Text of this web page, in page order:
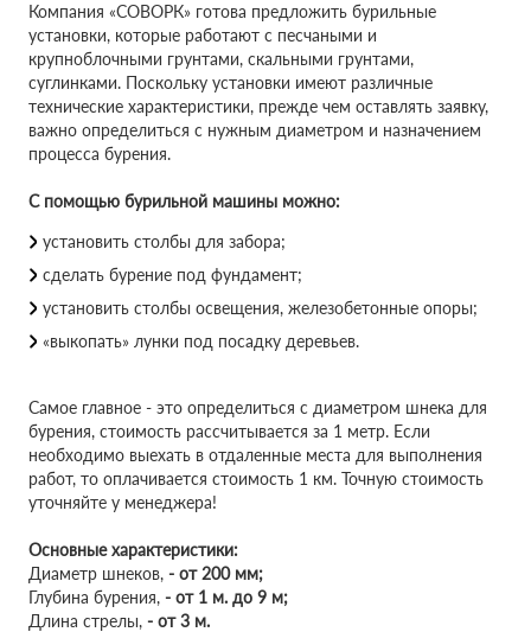
Компания «СОВОРК» готова предложить бурильные
установки, которые работают с песчаными и
крупноблочными грунтами, скальными грунтами,
суглинками. Поскольку установки имеют различные
технические характеристики, прежде чем оставлять заявку,
важно определиться с нужным диаметром и назначением
процесса бурения.
С помощью бурильной машины можно:
установить столбы для забора;
сделать бурение под фундамент;
установить столбы освещения, железобетонные опоры;
«выкопать» лунки под посадку деревьев.
Самое главное - это определиться с диаметром шнека для
бурения, стоимость рассчитывается за 1 метр. Если
необходимо выехать в отдаленные места для выполнения
работ, то оплачивается стоимость 1 км. Точную стоимость
уточняйте у менеджера!
Основные характеристики:
Диаметр шнеков, - от 200 мм;
Глубина бурения, - от 1 м. до 9 м;
Длина стрелы, - от 3 м.